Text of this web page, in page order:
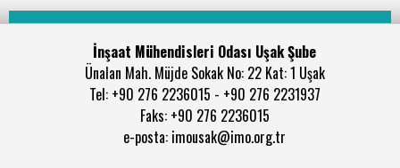
İnşaat Mühendisleri Odası Uşak Şube
Ünalan Mah. Müjde Sokak No: 22 Kat: 1 Uşak
Tel: +90 276 2236015 - +90 276 2231937
Faks: +90 276 2236015
e-posta: imousak@imo.org.tr